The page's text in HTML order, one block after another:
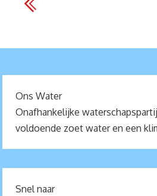
Ons Water
Onafhankelijke
voldoende zoet water en een
Snel naar